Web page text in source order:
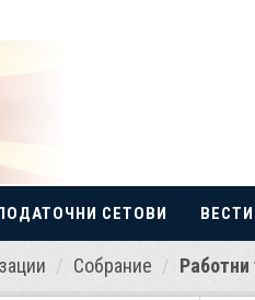
СЕТОВИ ВЕСТИ
Собрание Работни